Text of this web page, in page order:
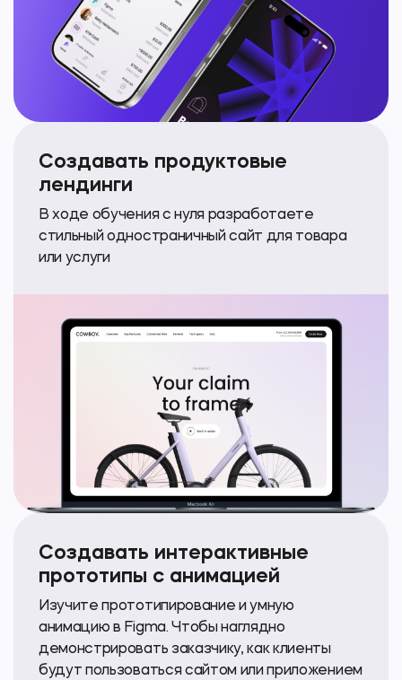
Создавать продуктовые
лендинги
В ходе обучения с нуля разработаете
стильный одностраничный сайт для товара
или услуги
Создавать интерактивные
прототипы с анимацией
Изучите прототипирование и умную
анимацию в Figma. Чтобы наглядно
демонстрировать заказчику, как клиенты
будут пользоваться сайтом или приложением